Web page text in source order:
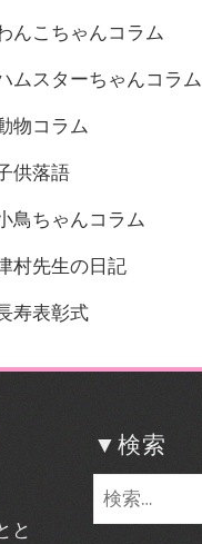
んこちゃんコラム
ムスターちゃんコラム
物コラム
供落語
鳥ちゃんコラム
村先生の日記
寿表彰式
と
▼検索
検